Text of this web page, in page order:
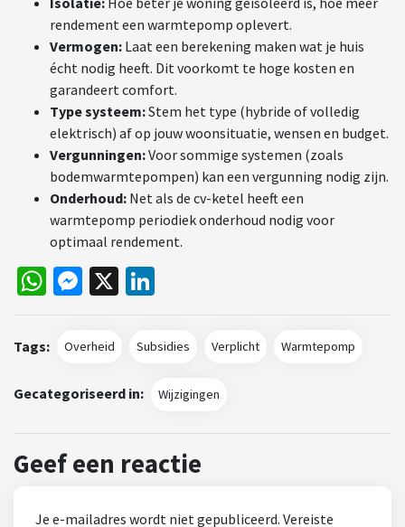
rendement een warmtepomp oplevert.
Vermogen: Laat een berekening maken wat je huis
écht nodig heeft. Dit voorkomt te hoge kosten en
garandeert comfort.
Type systeem:Stem het type (hybride of volledig
elektrisch) af op jouw woonsituatie, wensen en budget.
Vergunningen:Voor sommige systemen (zoals
bodemwarmtepompen) kan een vergunning nodig zijn.
Onderhoud: Net als de cv-ketel heeft een
warmtepomp periodiek onderhoud nodig voor
optimaal rendement.
WhatsApp
Messenger
X
Tags: Overheid Subsidies Verplicht Warmtepomp
Gecategoriseerd in: Wijzigingen
Geef een reactie
Je e-mailadres wordt niet gepubliceerd. Vereiste